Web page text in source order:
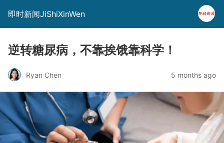
即时新闻JiShiXinWen
逆转糖尿病，不靠挨饿靠科学！
Ryan Chen 5 months ago